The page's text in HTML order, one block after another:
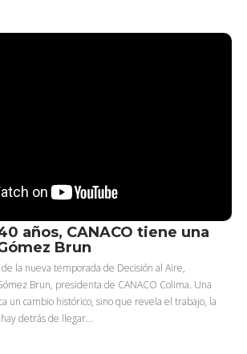
años, CANACO tiene una
Brun
la nueva temporada de Decisión al Aire,
Brun, presidenta de CANACO Colima. Una
un cambio histórico, sino que revela el trabajo, la
detrás de llegar…